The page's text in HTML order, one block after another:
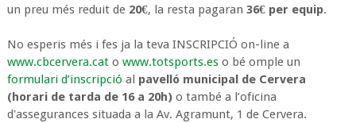
un preu més reduit de 20€, la resta pagaran 36€ per equip.
No esperis més i fes ja la teva INSCRIPCIÓ on-line a
www.cbcervera.cato www.totsports.eso bé omple un
formulari d’inscripció al pavelló municipal de Cervera
(horari de tarda de 16 a 20h)o també a l’oficina
d'assegurances situada a la Av. Agramunt, 1 de Cervera.